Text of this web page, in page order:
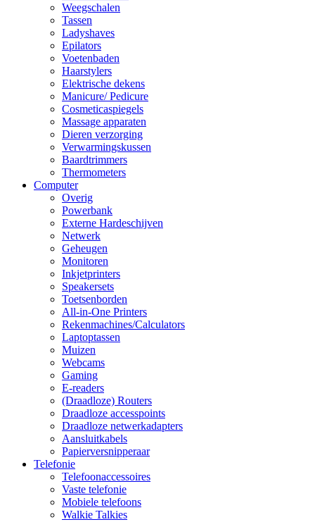
Weegschalen
Tassen
Ladyshaves
Epilators
Voetenbaden
Haarstylers
Elektrische dekens
Manicure/ Pedicure
Cosmeticaspiegels
Massage apparaten
Dieren verzorging
Verwarmingskussen
Baardtrimmers
Thermometers
Computer
Overig
Powerbank
Externe Hardeschijven
Netwerk
Geheugen
Monitoren
Inkjetprinters
Speakersets
Toetsenborden
All-in-One Printers
Rekenmachines/Calculators
Laptoptassen
Muizen
Webcams
Gaming
E-readers
(Draadloze) Routers
Draadloze accesspoints
Draadloze netwerkadapters
Aansluitkabels
Papierversnipperaar
Telefonie
Telefoonaccessoires
Vaste telefonie
Mobiele telefoons
Walkie Talkies